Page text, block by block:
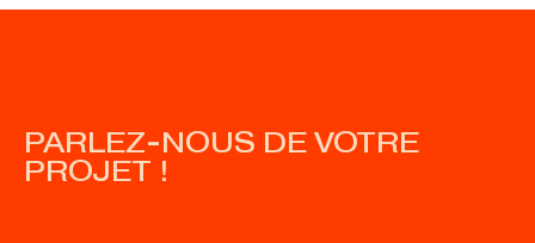
PARLEZ-NOUS DE VOTRE
PROJET !